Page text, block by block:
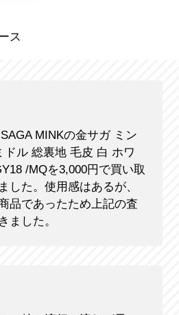
ス
MINKの金サガ ミン
ドル 総裏地 毛皮 白 ホワ
/MQを3,000円で買い取
した。使用感はあるが、
品であったため上記の査
ました。